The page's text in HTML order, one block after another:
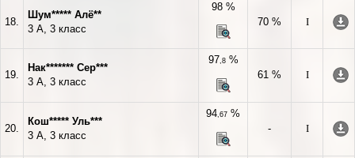
18.
Шум***** Алё**
3 А, 3 класс
98 %
70 %
I
19.
Нак******* Сер***
3 А, 3 класс
97,8%
61 %
I
20.
Кош***** Уль***
3 А, 3 класс
94,67 %
-
I